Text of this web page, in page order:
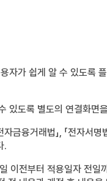
가 쉽게 알 수 있도록
있도록 별도의 연결화면
금융거래법」, 「전자서
.
전부터 적용일자 전일